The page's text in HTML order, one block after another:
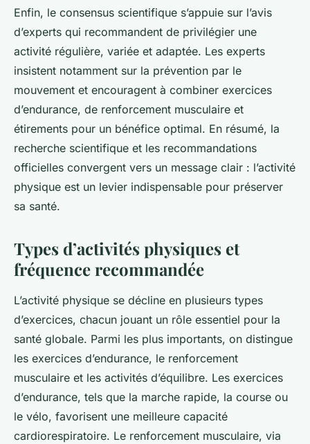
Enfin, le consensus scientifique s’appuie sur l’avis
d’experts qui recommandent de privilégier une
activité régulière, variée et adaptée. Les experts
insistent notamment sur la prévention par le
mouvement et encouragent à combiner exercices
d’endurance, de renforcement musculaire et
étirements pour un bénéfice optimal. En résumé, la
recherche scientifique et les recommandations
officielles convergent vers un message clair : l’activité
physique est un levier indispensable pour préserver
sa santé.
Types d’activités physiques et
fréquence recommandée
L’activité physique se décline en plusieurs types
d’exercices, chacun jouant un rôle essentiel pour la
santé globale. Parmi les plus importants, on distingue
les exercices d’endurance, le renforcement
musculaire et les activités d’équilibre. Les exercices
d’endurance, tels que la marche rapide, la course ou
le vélo, favorisent une meilleure capacité
cardiorespiratoire. Le renforcement musculaire, via